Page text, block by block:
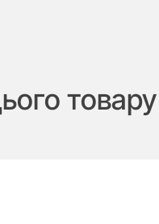
товару